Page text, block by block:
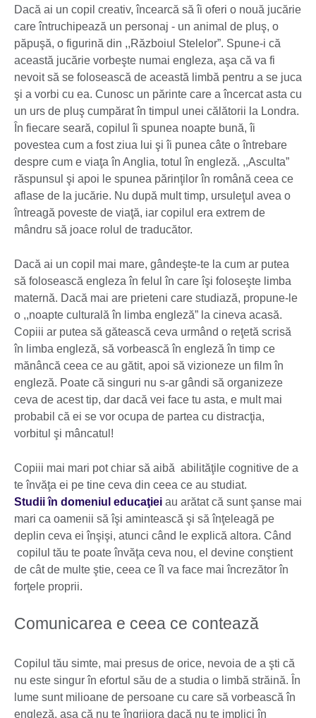
Dacă ai un copil creativ, încearcă să îi oferi o nouă jucărie
care întruchipează un personaj - un animal de pluş, o
păpuşă, o figurină din ,,Războiul Stelelor”. Spune-i că
această jucărie vorbeşte numai engleza, aşa că va fi
nevoit să se folosească de această limbă pentru a se juca
şi a vorbi cu ea. Cunosc un părinte care a încercat asta cu
un urs de pluş cumpărat în timpul unei călătorii la Londra.
În fiecare seară, copilul îi spunea noapte bună, îi
povestea cum a fost ziua lui şi îi punea câte o întrebare
despre cum e viaţa în Anglia, totul în engleză. ,,Asculta”
răspunsul şi apoi le spunea părinţilor în română ceea ce
aflase de la jucărie. Nu după mult timp, ursuleţul avea o
întreagă poveste de viaţă, iar copilul era extrem de
mândru să joace rolul de traducător.
Dacă ai un copil mai mare, gândeşte-te la cum ar putea
să folosească engleza în felul în care îşi foloseşte limba
maternă. Dacă mai are prieteni care studiază, propune-le
o ,,noapte culturală în limba engleză” la cineva acasă.
Copiii ar putea să gătească ceva urmând o reţetă scrisă
în limba engleză, să vorbească în engleză în timp ce
mănâncă ceea ce au gătit, apoi să vizioneze un film în
engleză. Poate că singuri nu s-ar gândi să organizeze
ceva de acest tip, dar dacă vei face tu asta, e mult mai
probabil că ei se vor ocupa de partea cu distracţia,
vorbitul şi mâncatul!
Copiii mai mari pot chiar să aibă abilităţile cognitive de a
te învăţa ei pe tine ceva din ceea ce au studiat.
Studii în domeniul educaţiei au arătat că sunt şanse mai
mari ca oamenii să îşi amintească şi să înţeleagă pe
deplin ceva ei înşişi, atunci când le explică altora. Când
copilul tău te poate învăţa ceva nou, el devine conştient
de cât de multe ştie, ceea ce îl va face mai încrezător în
forţele proprii.
Comunicarea e ceea ce contează
Copilul tău simte, mai presus de orice, nevoia de a şti că
nu este singur în efortul său de a studia o limbă străină. În
lume sunt milioane de persoane cu care să vorbească în
engleză, aşa că nu te îngrijora dacă nu te implici în